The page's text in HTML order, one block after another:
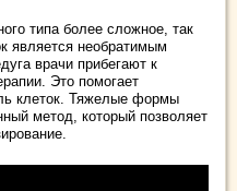
типа более сложное, так
является необратимым
врачи прибегают к
Это помогает
клеток. Тяжелые формы
метод, который позволяет